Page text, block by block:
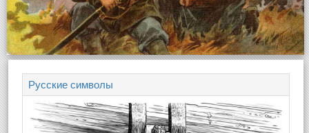
Русские символы